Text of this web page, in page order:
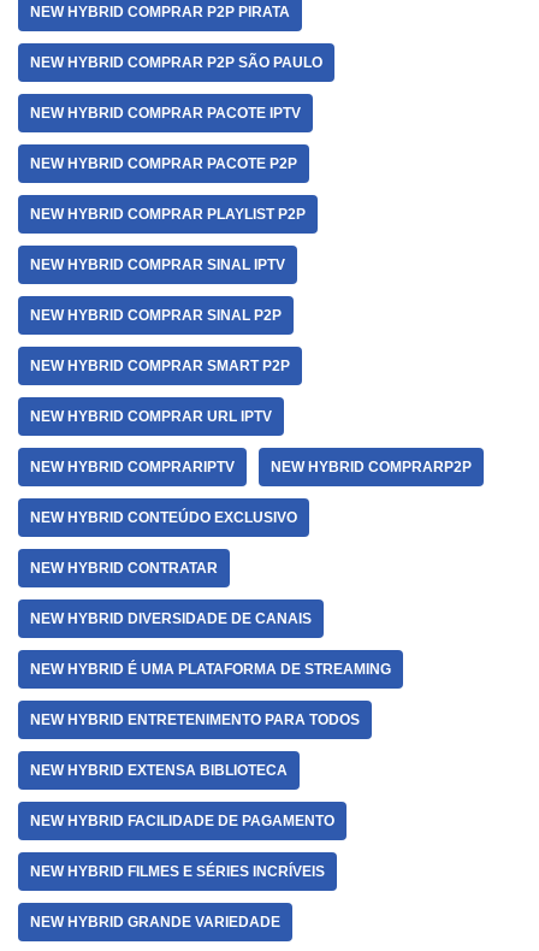
NEW HYBRID COMPRAR P2P PIRATA
NEW HYBRID COMPRAR P2P SÃO PAULO
NEW HYBRID COMPRAR PACOTE IPTV
NEW HYBRID COMPRAR PACOTE P2P
NEW HYBRID COMPRAR PLAYLIST P2P
NEW HYBRID COMPRAR SINAL IPTV
NEW HYBRID COMPRAR SINAL P2P
NEW HYBRID COMPRAR SMART P2P
NEW HYBRID COMPRAR URL IPTV
NEW HYBRID COMPRARIPTV NEW HYBRID COMPRARP2P
NEW HYBRID CONTEÚDO EXCLUSIVO
NEW HYBRID CONTRATAR
NEW HYBRID DIVERSIDADE DE CANAIS
NEW HYBRID É UMA PLATAFORMA DE STREAMING
NEW HYBRID ENTRETENIMENTO PARA TODOS
NEW HYBRID EXTENSA BIBLIOTECA
NEW HYBRID FACILIDADE DE PAGAMENTO
NEW HYBRID FILMES E SÉRIES INCRÍVEIS
NEW HYBRID GRANDE VARIEDADE